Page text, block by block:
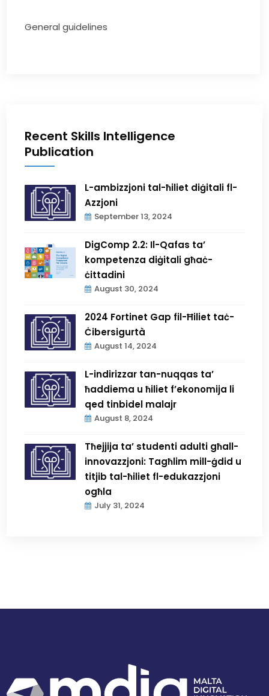
General guidelines
Recent Skills Intelligence
Publication
L-ambizzjoni tal-ħiliet diġitali fl-
Azzjoni
September 13, 2024
DigComp 2.2: Il-Qafas ta’
kompetenza diġitali għaċ-
ċittadini
August 30, 2024
2024 Fortinet Gap fil-Ħiliet taċ-
Ċibersigurtà
August 14, 2024
L-indirizzar tan-nuqqas ta’
ħaddiema u ħiliet f’ekonomija li
qed tinbidel malajr
August 8, 2024
Tħejjija ta’ studenti adulti għall-
innovazzjoni: Tagħlim mill-ġdid u
titjib tal-ħiliet fl-edukazzjoni
ogħla
July 31, 2024